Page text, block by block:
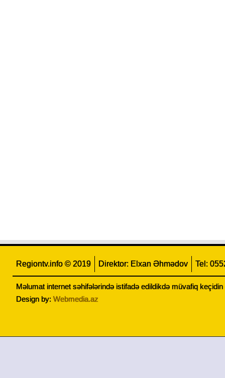
Regiontv.info © 2019 Direktor: Elxan Əhmədov Tel:
Məlumat internet səhifələrində istifadə edildikdə müvafiq keçidin
Design by: Webmedia.az